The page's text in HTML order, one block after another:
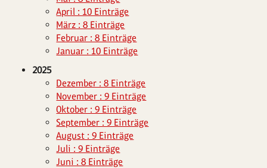
April : 10 Einträge
März : 8 Einträge
Februar : 8 Einträge
Januar : 10 Einträge
2025
Dezember : 8 Einträge
November : 9 Einträge
Oktober : 9 Einträge
September : 9 Einträge
August : 9 Einträge
Juli : 9 Einträge
Juni : 8 Einträge